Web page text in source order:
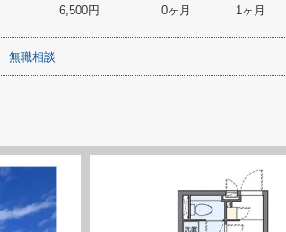
6,500円 0ヶ月 1ヶ月
無職相談